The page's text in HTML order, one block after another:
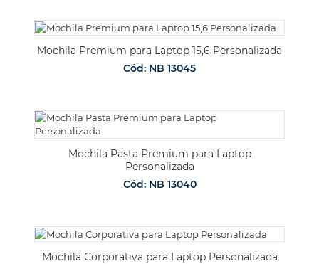
Mochila Premium para Laptop 15,6 Personalizada
Cód: NB 13045
Mochila Pasta Premium para Laptop
Personalizada
Cód: NB 13040
Mochila Corporativa para Laptop Personalizada